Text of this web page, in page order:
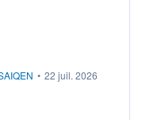
au PEA.
• 22 juil. 2026